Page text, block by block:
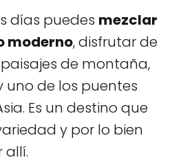
días puedes mezclar
moderno, disfrutar de
de montaña,
de los puentes
Es un destino que
y por lo bien
allí.